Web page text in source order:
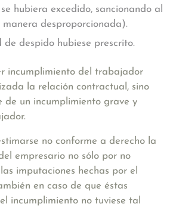
hubiera excedido, sancionando al
desproporcionada).
de despido hubiese prescrito.
incumplimiento del trabajador
la relación contractual, sino
de un incumplimiento grave y
no conforme a derecho la
empresario no sólo por no
imputaciones hechas por el
en caso de que éstas
incumplimiento no tuviese tal